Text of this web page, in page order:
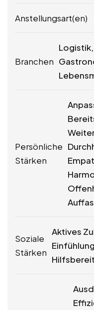
Anstellungsart(en)
Branchen
Persönliche
Stärken
Soziale
Stärken
Aktives